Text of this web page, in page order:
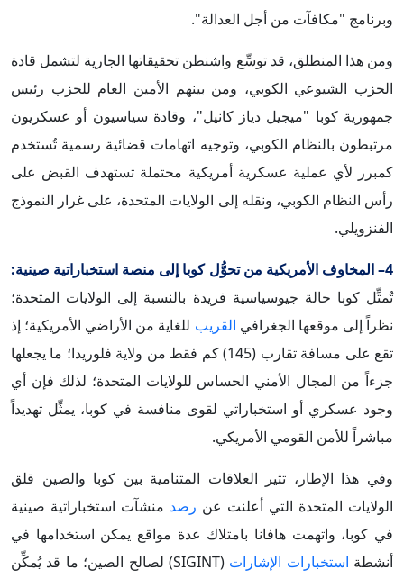
وبرنامج "مكافآت من أجل العدالة".
ومن هذا المنطلق، قد توسِّع واشنطن تحقيقاتها الجارية لتشمل قادة
الحزب الشيوعي الكوبي، ومن بينهم الأمين العام للحزب رئيس
جمهورية كوبا "ميجيل دياز كانيل"، وقادة سياسيون أو عسكريون
مرتبطون بالنظام الكوبي، وتوجيه اتهامات قضائية رسمية تُستخدم
كمبرر لأي عملية عسكرية أمريكية محتملة تستهدف القبض على
رأس النظام الكوبي، ونقله إلى الولايات المتحدة، على غرار النموذج
الفنزويلي.
4– المخاوف الأمريكية من تحوُّل كوبا إلى منصة استخباراتية صينية:
تُمثِّل كوبا حالة جيوسياسية فريدة بالنسبة إلى الولايات المتحدة؛
نظراً إلى موقعها الجغرافي القريب للغاية من الأراضي الأمريكية؛ إذ
تقع على مسافة تقارب (145) كم فقط من ولاية فلوريدا؛ ما يجعلها
جزءاً من المجال الأمني الحساس للولايات المتحدة؛ لذلك فإن أي
وجود عسكري أو استخباراتي لقوى منافسة في كوبا، يمثِّل تهديداً
مباشراً للأمن القومي الأمريكي.
وفي هذا الإطار، تثير العلاقات المتنامية بين كوبا والصين قلق
الولايات المتحدة التي أعلنت عن رصد منشآت استخباراتية صينية
في كوبا، واتهمت هافانا بامتلاك عدة مواقع يمكن استخدامها في
أنشطة استخبارات الإشارات
(SIGINT) لصالح الصين؛ ما قد يُمكِّن